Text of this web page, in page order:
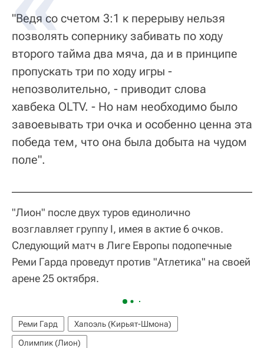
"Ведя со счетом 3:1 к перерыву нельзя
позволять сопернику забивать по ходу
второго тайма два мяча, да и в принципе
пропускать три по ходу игры -
непозволительно, - приводит слова
хавбека OLTV. - Но нам необходимо было
завоевывать три очка и особенно ценна эта
победа тем, что она была добыта на чудом
поле".
"Лион" после двух туров единолично
возглавляет группу I, имея в актие 6 очков.
Следующий матч в Лиге Европы подопечные
Реми Гарда проведут против "Атлетика" на своей
арене 25 октября.
Реми Гард
Хапоэль (Кирьят-Шмона)
Олимпик (Лион)